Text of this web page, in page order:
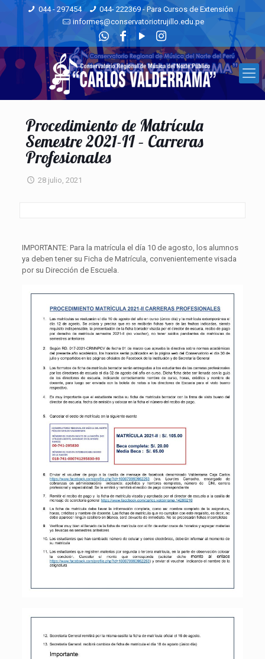
044 - 297454
044- 222369 - Para Cursos de Extensión
informes@conservatoriotrujillo.edu.pe
Procedimiento de Matrícula
Semestre 2021-II – Carreras
Profesionales
28 julio, 2021
IMPORTANTE: Para la matrícula el día 10 de agosto, los alumnos
ya deben tener su Ficha de Matrícula, convenientemente visada
por su Dirección de Escuela.